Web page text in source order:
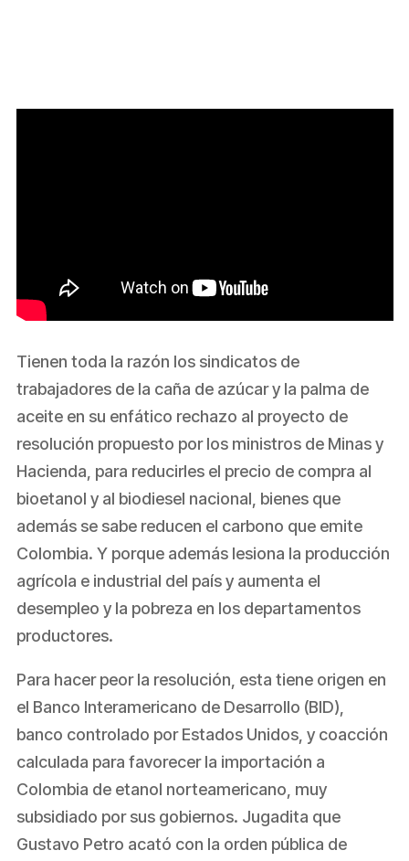
Tienen toda la razón los sindicatos de
trabajadores de la caña de azúcar y la palma de
aceite en su enfático rechazo al proyecto de
resolución propuesto por los ministros de Minas y
Hacienda, para reducirles el precio de compra al
bioetanol y al biodiesel nacional, bienes que
además se sabe reducen el carbono que emite
Colombia. Y porque además lesiona la producción
agrícola e industrial del país y aumenta el
desempleo y la pobreza en los departamentos
productores.
Para hacer peor la resolución, esta tiene origen en
el Banco Interamericano de Desarrollo (BID),
banco controlado por Estados Unidos, y coacción
calculada para favorecer la importación a
Colombia de etanol norteamericano, muy
subsidiado por sus gobiernos. Jugadita que
Gustavo Petro acató con la orden pública de